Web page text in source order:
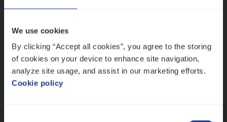
We use cookies
By clicking “Accept all cookies”, you agree to the storing
of cookies on your device to enhance site navigation,
analyze site usage, and assist in our marketing efforts.
Cookie policy